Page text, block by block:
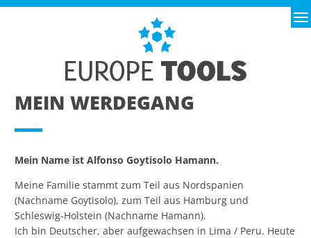
MEIN WERDEGANG
Mein Name ist Alfonso Goytisolo Hamann.
Meine Familie stammt zum Teil aus Nordspanien
(Nachname Goytisolo), zum Teil aus Hamburg und
Schleswig-Holstein (Nachname Hamann).
Ich bin Deutscher, aber aufgewachsen in Lima / Peru. Heute